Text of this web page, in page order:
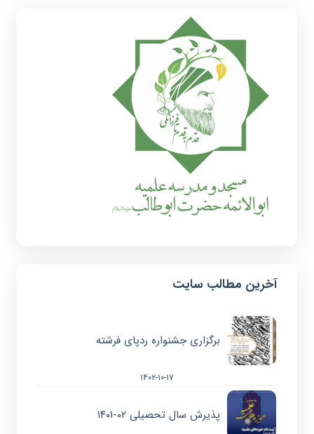
آخرین مطالب سایت
برگزاری جشنواره ردپای فرشته
۱۴۰۲-۱۰-۱۷
پذیرش سال تحصیلی ۰۲-۱۴۰۱